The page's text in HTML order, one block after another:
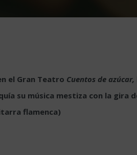
el Gran Teatro Cuentos de azúcar,
su música mestiza con la gira
flamenca)